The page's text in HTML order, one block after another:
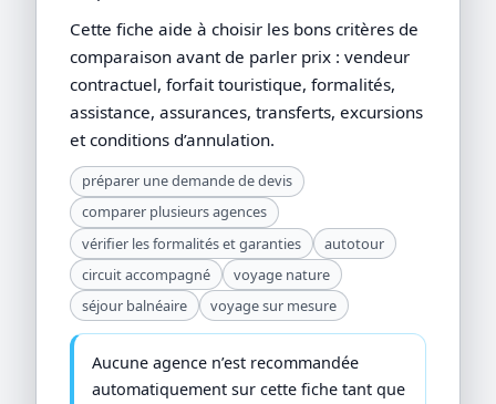
Cette fiche aide à choisir les bons critères de
comparaison avant de parler prix : vendeur
contractuel, forfait touristique, formalités,
assistance, assurances, transferts, excursions
et conditions d’annulation.
préparer une demande de devis
comparer plusieurs agences
vérifier les formalités et garanties
autotour
circuit accompagné
voyage nature
séjour balnéaire
voyage sur mesure
Aucune agence n’est recommandée
automatiquement sur cette fiche tant que